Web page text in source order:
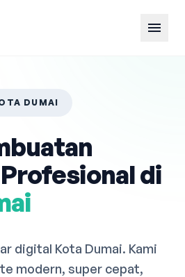
menu
DUMAI
di
digital Kota Dumai. Kami
modern, super cepat,